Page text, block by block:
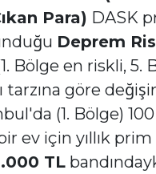
Para) DASK
Deprem
Bölge en riskli, 5.
tarzına göre
(1. Bölge)
ev için yıllık
TL